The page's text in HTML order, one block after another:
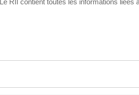
RII contient toutes les informations liées